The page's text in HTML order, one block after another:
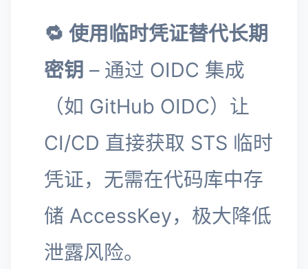
🔁 使用临时凭证替代长期
密钥 – 通过 OIDC 集成
（如 GitHub OIDC）让
CI/CD 直接获取 STS 临时
凭证，无需在代码库中存
储 AccessKey，极大降低
泄露风险。